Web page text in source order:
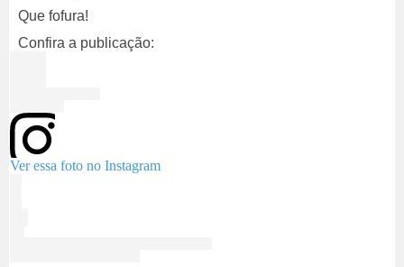
Que fofura!
Confira a publicação:
Ver essa foto no Instagram